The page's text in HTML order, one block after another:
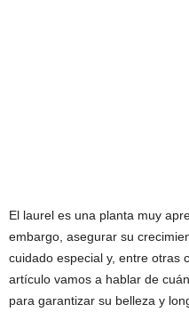
El laurel es una planta muy
embargo, asegurar su
cuidado especial y, entre otras
artículo vamos a hablar de
para garantizar su belleza y